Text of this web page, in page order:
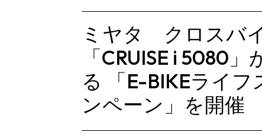
ミヤタ クロスバ
「CRUISE i 5080
る 「E-BIKEライ
ンペーン」を開催